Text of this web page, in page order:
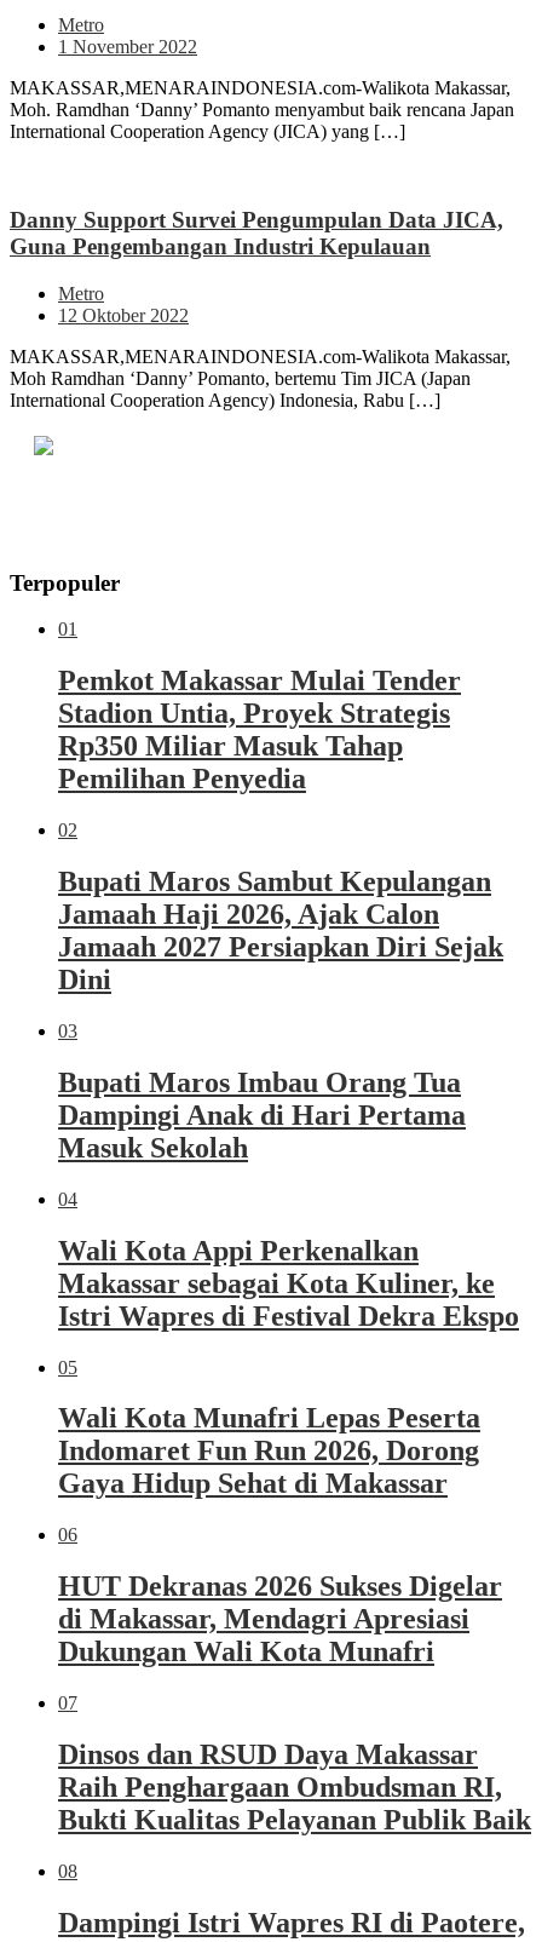
Metro
1 November 2022
MAKASSAR,MENARAINDONESIA.com-Walikota Makassar,
Moh. Ramdhan ‘Danny’ Pomanto menyambut baik rencana Japan
International Cooperation Agency (JICA) yang […]
Danny Support Survei Pengumpulan Data JICA,
Guna Pengembangan Industri Kepulauan
Metro
12 Oktober 2022
MAKASSAR,MENARAINDONESIA.com-Walikota Makassar,
Moh Ramdhan ‘Danny’ Pomanto, bertemu Tim JICA (Japan
International Cooperation Agency) Indonesia, Rabu […]
Terpopuler
01
Pemkot Makassar Mulai Tender
Stadion Untia, Proyek Strategis
Rp350 Miliar Masuk Tahap
Pemilihan Penyedia
02
Bupati Maros Sambut Kepulangan
Jamaah Haji 2026, Ajak Calon
Jamaah 2027 Persiapkan Diri Sejak
Dini
03
Bupati Maros Imbau Orang Tua
Dampingi Anak di Hari Pertama
Masuk Sekolah
04
Wali Kota Appi Perkenalkan
Makassar sebagai Kota Kuliner, ke
Istri Wapres di Festival Dekra Ekspo
05
Wali Kota Munafri Lepas Peserta
Indomaret Fun Run 2026, Dorong
Gaya Hidup Sehat di Makassar
06
HUT Dekranas 2026 Sukses Digelar
di Makassar, Mendagri Apresiasi
Dukungan Wali Kota Munafri
07
Dinsos dan RSUD Daya Makassar
Raih Penghargaan Ombudsman RI,
Bukti Kualitas Pelayanan Publik Baik
08
Dampingi Istri Wapres RI di Paotere,